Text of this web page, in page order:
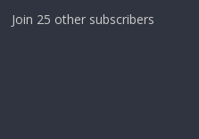
Join 25 other subscribers